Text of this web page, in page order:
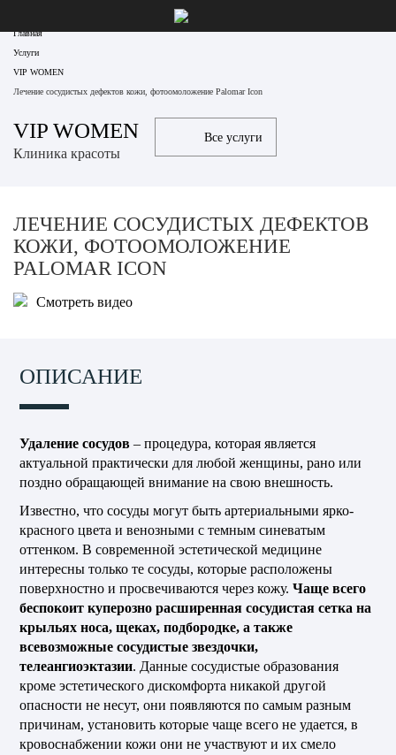
Главная
Услуги
VIP WOMEN
Лечение сосудистых дефектов кожи, фотоомоложение Palomar Icon
VIP WOMEN
Клиника красоты
Все услуги
ЛЕЧЕНИЕ СОСУДИСТЫХ ДЕФЕКТОВ
КОЖИ, ФОТООМОЛОЖЕНИЕ
PALOMAR ICON
Смотреть видео
ОПИСАНИЕ
Удаление сосудов – процедура, которая является
актуальной практически для любой женщины, рано или
поздно обращающей внимание на свою внешность.
Известно, что сосуды могут быть артериальными ярко-
красного цвета и венозными с темным синеватым
оттенком. В современной эстетической медицине
интересны только те сосуды, которые расположены
поверхностно и просвечиваются через кожу.Чаще всего
беспокоит куперозно расширенная сосудистая сетка на
крыльях носа, щеках, подбородке, а также
всевозможные сосудистые звездочки,
телеангиоэктазии. Данные сосудистые образования
кроме эстетического дискомфорта никакой другой
опасности не несут, они появляются по самым разным
причинам, установить которые чаще всего не удается, в
кровоснабжении кожи они не участвуют и их смело